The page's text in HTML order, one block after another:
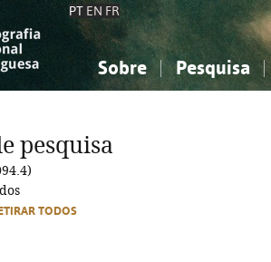
PT EN FR
Sobre Pesquisa
Ciências sociais...
Ciências sociais...
pesquisa
TODOS